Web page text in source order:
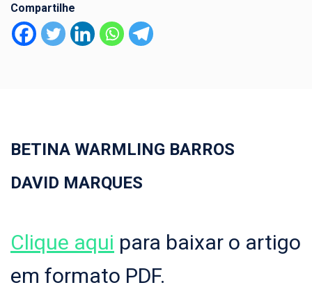
Compartilhe
BETINA WARMLING BARROS
DAVID MARQUES
Clique aqui para baixar o artigo
em formato PDF.